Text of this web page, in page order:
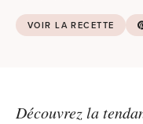
VOIR LA RECETTE
Découvrez la